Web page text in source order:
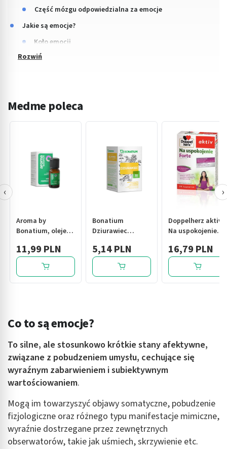
Część mózgu odpowiedzialna za emocje
Jakie są emocje?
Koło emocji
Medme poleca
Aroma by
Bonatium, olejek,
pieprzowa, 10 ml
11,99 PLN
Bonatium
Dziurawiec
30 saszetek
5,14 PLN
Doppelherz aktiv
Na uspokojenie
szt.
16,79 PLN
‹ ›
Co to są emocje?
To silne, ale stosunkowo krótkie stany afektywne,
związane z pobudzeniem umysłu, cechujące się
wyraźnym zabarwieniem i subiektywnym
wartościowaniem.
Mogą im towarzyszyć objawy somatyczne, pobudzenie
fizjologiczne oraz różnego typu manifestacje mimiczne,
wyraźnie dostrzegane przez zewnętrznych
obserwatorów, takie jak uśmiech, skrzywienie etc.